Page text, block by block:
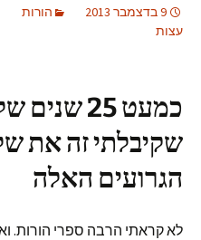
9 בדצמבר 2013 הורות
עצות
כמעט 25
שקיבלתי זה את
הגרועים האלה
לא קראתי הרבה ספרי הורות.